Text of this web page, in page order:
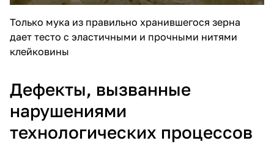
Только мука из правильно хранившегося зерна
дает тесто с эластичными и прочными нитями
клейковины
Дефекты, вызванные
нарушениями
технологических процессов